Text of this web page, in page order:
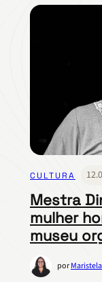
CULTURA
Mestra
mulher
museu
por